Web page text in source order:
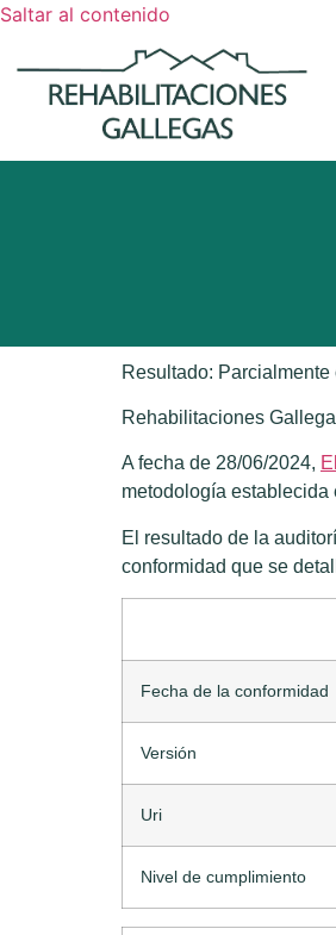
Saltar al contenido
Resultado: Parcialmente
Rehabilitaciones
A fecha de 28/06/2024,
metodología
El resultado de la
conformidad que se
Fecha de la conformidad
Versión
Uri
Nivel de cumplimiento